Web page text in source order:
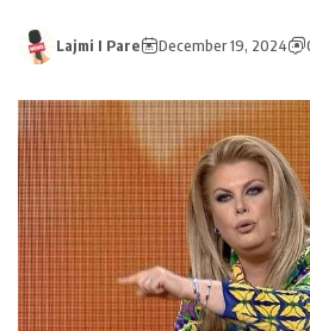
Lajmi I Pare December 19, 2024